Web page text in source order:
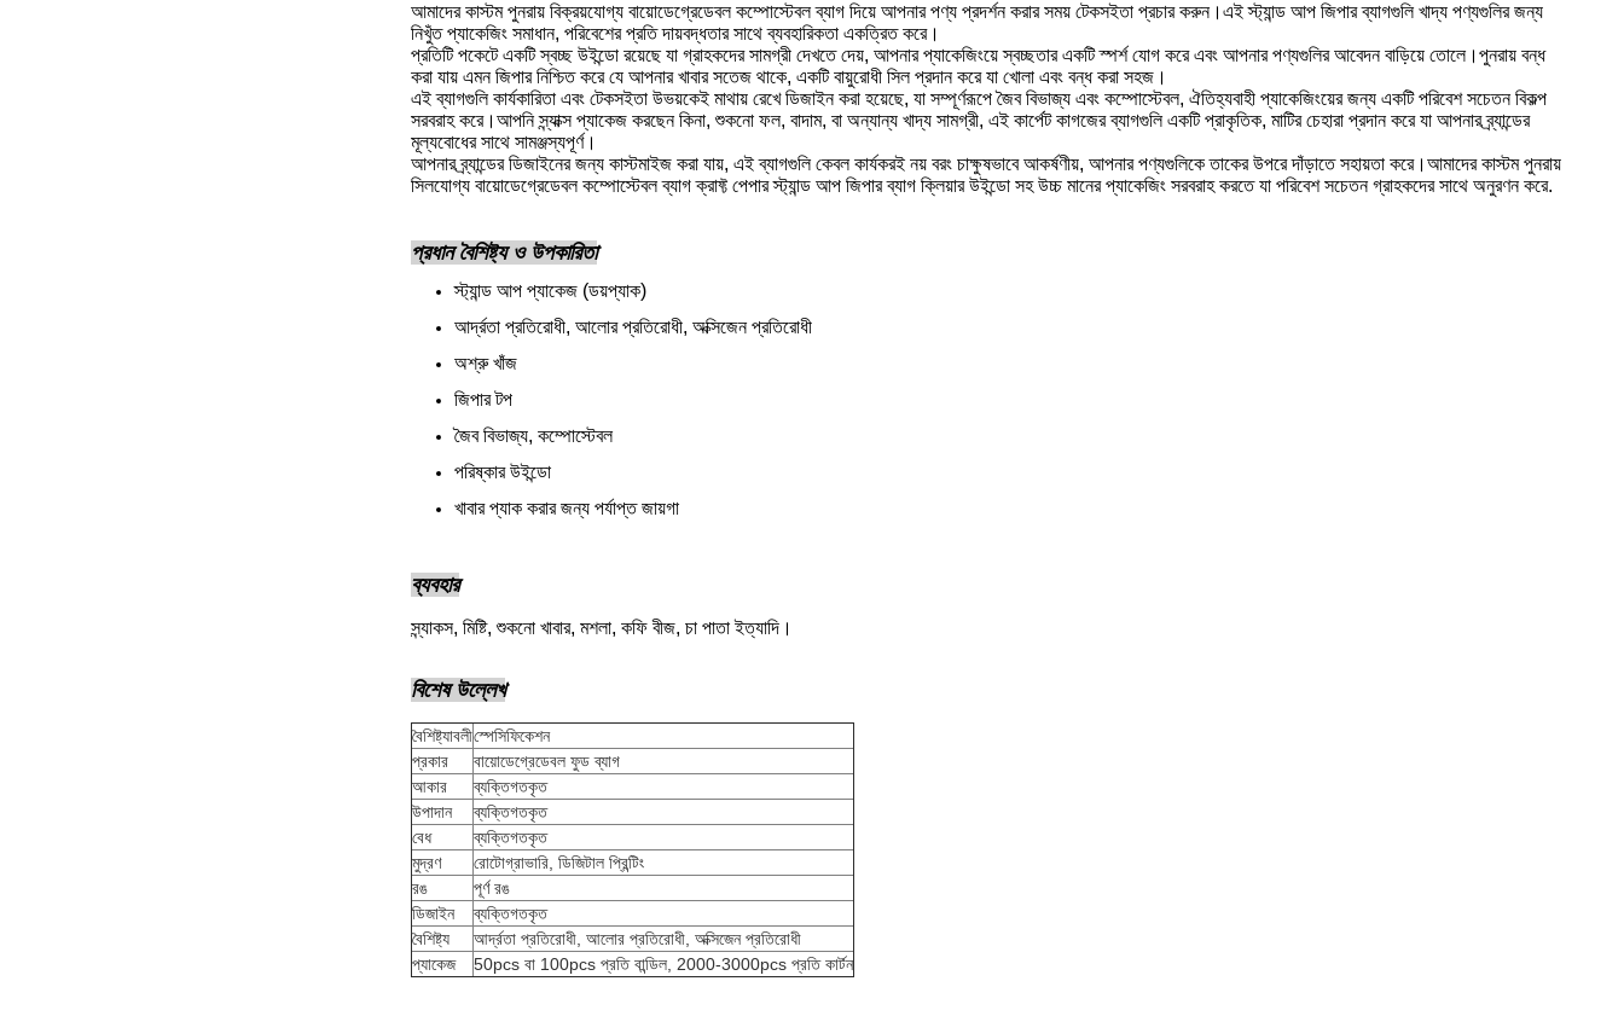
আমাদের কাস্টম পুনরায় বিক্রয়যোগ্য বায়োডেগ্রেডেবল কম্পোস্টেবল ব্যাগ দিয়ে আপনার পণ্য প্রদর্শন করার সময় টেকসইতা প্রচার করুন।এই স্ট্যান্ড আপ জিপার ব্যাগগুলি খাদ্য পণ্যগুলির জন্য
নিখুঁত প্যাকেজিং সমাধান, পরিবেশের প্রতি দায়বদ্ধতার সাথে ব্যবহারিকতা একত্রিত করে।
প্রতিটি পকেটে একটি স্বচ্ছ উইন্ডো রয়েছে যা গ্রাহকদের সামগ্রী দেখতে দেয়, আপনার প্যাকেজিংয়ে স্বচ্ছতার একটি স্পর্শ যোগ করে এবং আপনার পণ্যগুলির আবেদন বাড়িয়ে তোলে।পুনরায় বন্ধ
করা যায় এমন জিপার নিশ্চিত করে যে আপনার খাবার সতেজ থাকে, একটি বায়ুরোধী সিল প্রদান করে যা খোলা এবং বন্ধ করা সহজ।
এই ব্যাগগুলি কার্যকারিতা এবং টেকসইতা উভয়কেই মাথায় রেখে ডিজাইন করা হয়েছে, যা সম্পূর্ণরূপে জৈব বিভাজ্য এবং কম্পোস্টেবল, ঐতিহ্যবাহী প্যাকেজিংয়ের জন্য একটি পরিবেশ সচেতন বিকল্প
সরবরাহ করে।আপনি স্ন্যাক্স প্যাকেজ করছেন কিনা, শুকনো ফল, বাদাম, বা অন্যান্য খাদ্য সামগ্রী, এই কার্পেট কাগজের ব্যাগগুলি একটি প্রাকৃতিক, মাটির চেহারা প্রদান করে যা আপনার ব্র্যান্ডের
মূল্যবোধের সাথে সামঞ্জস্যপূর্ণ।
আপনার ব্র্যান্ডের ডিজাইনের জন্য কাস্টমাইজ করা যায়, এই ব্যাগগুলি কেবল কার্যকরই নয় বরং চাক্ষুষভাবে আকর্ষণীয়, আপনার পণ্যগুলিকে তাকের উপরে দাঁড়াতে সহায়তা করে।আমাদের কাস্টম পুনরায়
সিলযোগ্য বায়োডেগ্রেডেবল কম্পোস্টেবল ব্যাগ ক্রাফ্ট পেপার স্ট্যান্ড আপ জিপার ব্যাগ ক্লিয়ার উইন্ডো সহ উচ্চ মানের প্যাকেজিং সরবরাহ করতে যা পরিবেশ সচেতন গ্রাহকদের সাথে অনুরণন করে.
প্রধান বৈশিষ্ট্য ও উপকারিতা
স্ট্যান্ড আপ প্যাকেজ (ডয়প্যাক)
আর্দ্রতা প্রতিরোধী, আলোর প্রতিরোধী, অক্সিজেন প্রতিরোধী
অশ্রু খাঁজ
জিপার টপ
জৈব বিভাজ্য, কম্পোস্টেবল
পরিষ্কার উইন্ডো
খাবার প্যাক করার জন্য পর্যাপ্ত জায়গা
ব্যবহার
স্ন্যাকস, মিষ্টি, শুকনো খাবার, মশলা, কফি বীজ, চা পাতা ইত্যাদি।
বিশেষ উল্লেখ
বৈশিষ্ট্যাবলীস্পেসিফিকেশন
প্রকার
বায়োডেগ্রেডেবল ফুড ব্যাগ
আকার
ব্যক্তিগতকৃত
উপাদান
ব্যক্তিগতকৃত
বেধ
ব্যক্তিগতকৃত
মুদ্রণ
রোটোগ্রাভারি, ডিজিটাল প্রিন্টিং
রঙ
পূর্ণ রঙ
ডিজাইন
ব্যক্তিগতকৃত
বৈশিষ্ট্য
আর্দ্রতা প্রতিরোধী, আলোর প্রতিরোধী, অক্সিজেন প্রতিরোধী
প্যাকেজ
50pcs বা 100pcs প্রতি বান্ডিল, 2000-3000pcs প্রতি কার্টন